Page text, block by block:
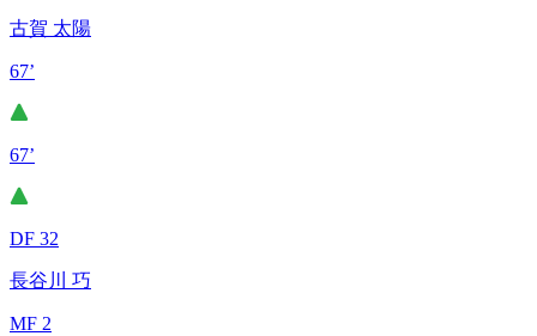
古賀 太陽
67’
67’
DF 32
長谷川 巧
MF 2